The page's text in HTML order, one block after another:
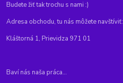
Budete žiť tak trochu s nami :)
Adresa obchodu, tu nás môžete navštíviť:
Kláštorná 1, Prievidza 971 01
Baví nás naša práca...